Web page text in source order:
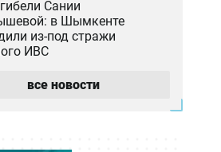
Сании
в Шымкенте
из-под стражи
ИВС
все новости